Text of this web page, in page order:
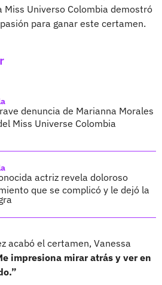
Universo Colombia demostró
para ganar este certamen.
denuncia de Marianna Morales
Miss Universe Colombia
actriz revela doloroso
que se complicó y le dejó la
acabó el certamen, Vanessa
impresiona mirar atrás y ver en